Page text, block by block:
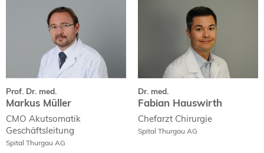
Prof. Dr. med.
Markus Müller
CMO Akutsomatik
Geschäftsleitung
Spital Thurgau AG
Prof. Dr. med.
Markus Müller
Curriculum Vitae
Fachpublikationen
Dr. med.
Fabian Hauswirth
Chefarzt Chirurgie
Spital Thurgau AG
Fabian Hauswirth
Curriculum Vitae